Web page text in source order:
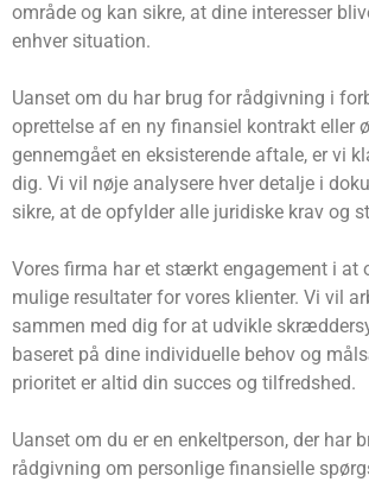
område og kan sikre, at dine interesser
enhver situation.
Uanset om du har brug for rådgivning i
oprettelse af en ny finansiel kontrakt eller
gennemgået en eksisterende aftale, er vi
dig. Vi vil nøje analysere hver detalje i
sikre, at de opfylder alle juridiske krav og
Vores firma har et stærkt engagement i at
mulige resultater for vores klienter. Vi vil
sammen med dig for at udvikle
baseret på dine individuelle behov og
prioritet er altid din succes og tilfredshed.
Uanset om du er en enkeltperson, der har
rådgivning om personlige finansielle